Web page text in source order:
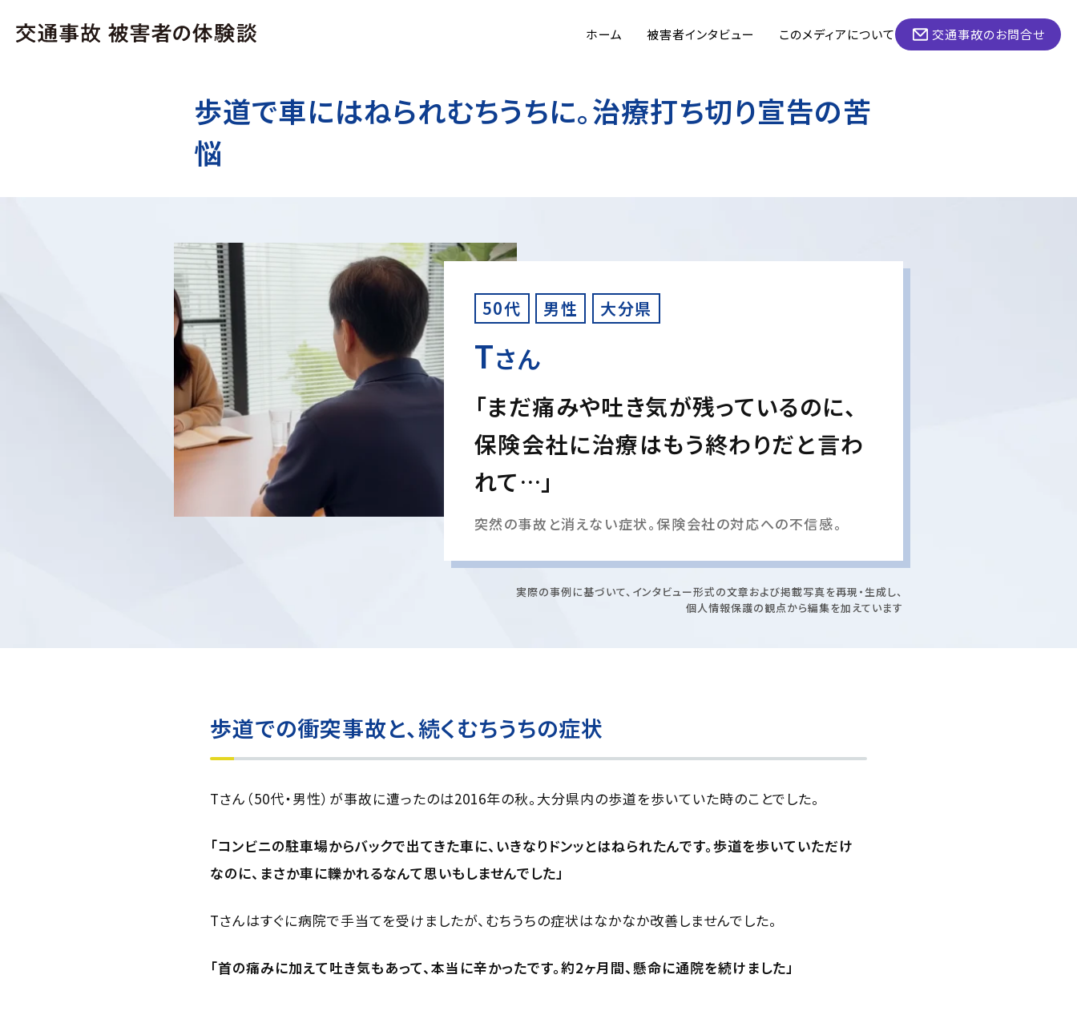
ホーム 被害者インタビュー このメディアについて 交通事故のお問合せ
歩道で車にはねられむちうちに。治療打ち切り宣告の苦
悩
50代 男性 大分県
Tさん
「まだ痛みや吐き気が残っているのに、
保険会社に治療はもう終わりだと言わ
れて…」
突然の事故と消えない症状。保険会社の対応への不信感。
実際の事例に基づいて、インタビュー形式の文章および掲載写真を再現・生成し、
個人情報保護の観点から編集を加えています
歩道での衝突事故と、続くむちうちの症状
Tさん（50代・男性）が事故に遭ったのは2016年の秋。大分県内の歩道を歩いていた時のことでした。
「コンビニの駐車場からバックで出てきた車に、いきなりドンッとはねられたんです。歩道を歩いていただけ
なのに、まさか車に轢かれるなんて思いもしませんでした」
Tさんはすぐに病院で手当てを受けましたが、むちうちの症状はなかなか改善しませんでした。
「首の痛みに加えて吐き気もあって、本当に辛かったです。約2ヶ月間、懸命に通院を続けました」